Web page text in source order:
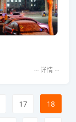
详情
17 18